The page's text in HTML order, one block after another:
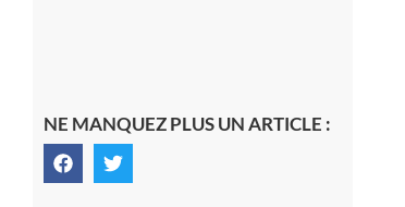
NE MANQUEZ PLUS UN ARTICLE :